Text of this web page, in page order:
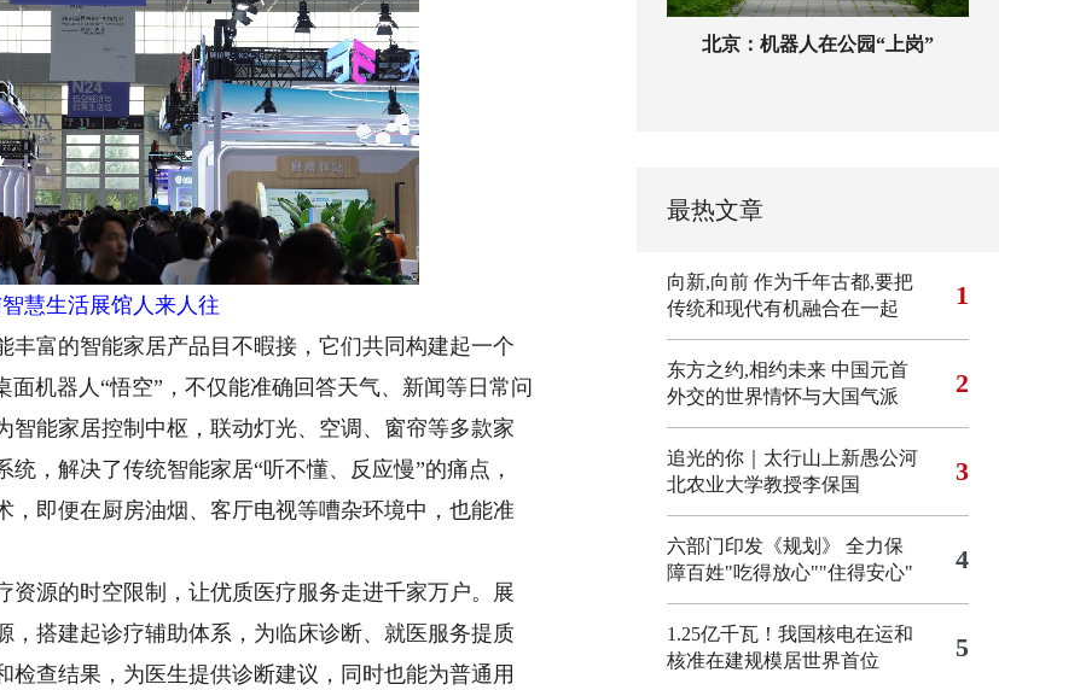
慧生活展馆人来人往
富的智能家居产品目不暇接，它们共同构建起一个
机器人“悟空”，不仅能准确回答天气、新闻等日常问
智能家居控制中枢，联动灯光、空调、窗帘等多款家
，解决了传统智能家居“听不懂、反应慢”的痛点，
，即便在厨房油烟、客厅电视等嘈杂环境中，也能准
源的时空限制，让优质医疗服务走进千家万户。展
，搭建起诊疗辅助体系，为临床诊断、就医服务提质
查结果，为医生提供诊断建议，同时也能为普通用
北京：机器人在公园“上岗”
最热文章
向新,向前 作为千年古都,要把
传统和现代有机融合在一起
1
东方之约,相约未来 中国元首
外交的世界情怀与大国气派
2
追光的你｜太行山上新愚公河
北农业大学教授李保国
3
六部门印发《规划》 全力保
障百姓"吃得放心""住得安心"
4
1.25亿千瓦！我国核电在运和
核准在建规模居世界首位
5